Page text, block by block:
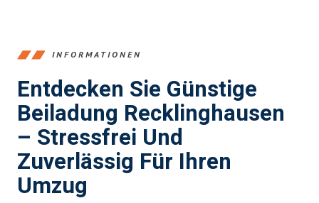
INFORMATIONEN
Entdecken Sie Günstige
Beiladung Recklinghausen
– Stressfrei Und
Zuverlässig Für Ihren
Umzug